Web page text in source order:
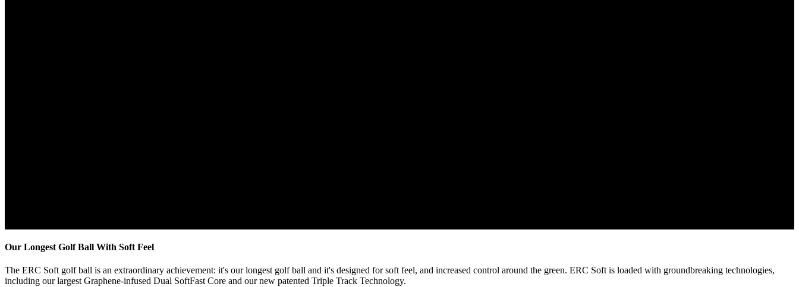
Our Longest Golf Ball With Soft Feel
The ERC Soft golf ball is an extraordinary achievement: it's our longest golf ball and it's designed for soft feel, and increased control around the green. ERC Soft is loaded with groundbreaking technologies,
including our largest Graphene-infused Dual SoftFast Core and our new patented Triple Track Technology.